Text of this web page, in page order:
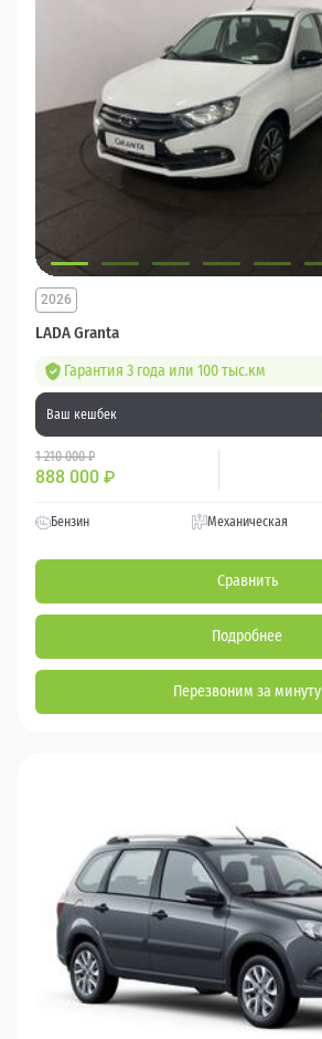
LADA Granta
2026
Гарантия 3 года или 100 тыс.км
Ваш кешбек
1 210 000 ₽
888 000 ₽
Бензин Механическая
Сравнить
Подробнее
Перезвоним за минуту